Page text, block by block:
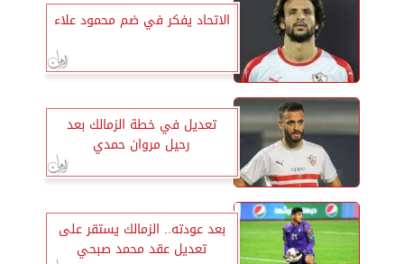
الاتحاد يفكر في ضم محمود علاء
تعديل في خطة الزمالك بعد
رحيل مروان حمدي
بعد عودته.. الزمالك يستقر على
تعديل عقد محمد صبحي